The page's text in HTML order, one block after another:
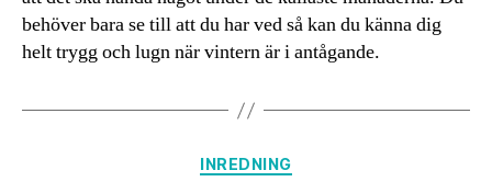
behöver bara se till att du har ved så kan du känna dig
helt trygg och lugn när vintern är i antågande.
Kategorier
INREDNING